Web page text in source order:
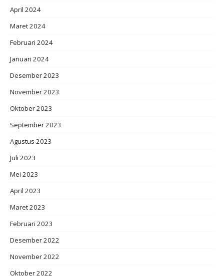
April 2024
Maret 2024
Februari 2024
Januari 2024
Desember 2023
November 2023
Oktober 2023
September 2023
Agustus 2023
Juli 2023
Mei 2023
April 2023
Maret 2023
Februari 2023
Desember 2022
November 2022
Oktober 2022